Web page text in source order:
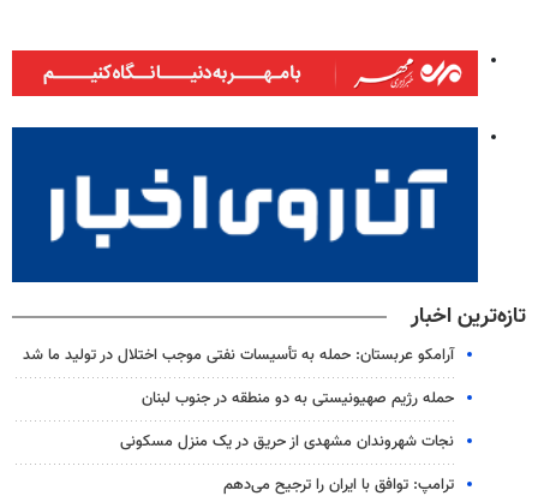
تازه‌ترین اخبار
آرامکو عربستان: حمله به تأسیسات نفتی موجب اختلال در تولید ما شد
حمله رژیم صهیونیستی به دو منطقه در جنوب لبنان
نجات شهروندان مشهدی از حریق در یک منزل مسکونی
ترامپ: توافق با ایران را ترجیح می‌دهم